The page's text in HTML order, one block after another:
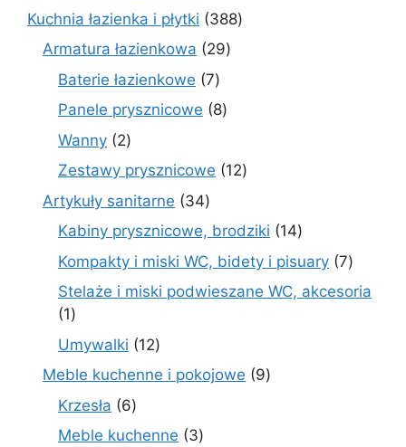
produkt
Kuchnia łazienka i płytki 388388
Armatura łazienkowa 2929
Baterie łazienkowe 77
produktów
Panele prysznicowe 88
Wanny 22
produkty
Zestawy prysznicowe 1212
Artykuły sanitarne 3434
produkty
Kabiny prysznicowe, brodziki 1414
produktów
Kompakty i miski WC, bidety i pisuary 77
Stelaże i miski podwieszane WC, akcesoria
11
produkt
Umywalki 1212
produktów
Meble kuchenne i pokojowe 99
Krzesła 66
produktów
Meble kuchenne 33